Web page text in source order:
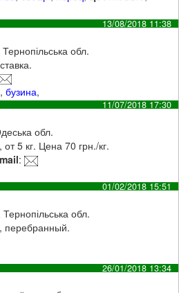
13/08/2018 11:38
обл.
,бузина,
11/07/2018 17:30
обл.
5 кг. Цена 70 грн./кг.
:
01/02/2018 15:51
обл.
перебранный.
26/01/2018 13:34